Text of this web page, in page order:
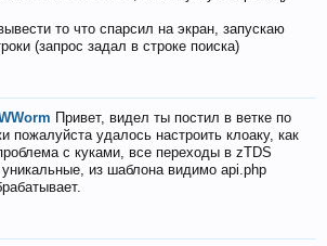
то что спарсил на экран, запускаю
(запрос задал в строке поиска)
Привет, видел ты постил в ветке по
пожалуйста удалось настроить клоаку, как
с куками, все переходы в zTDS
уникальные, из шаблона видимо api.php